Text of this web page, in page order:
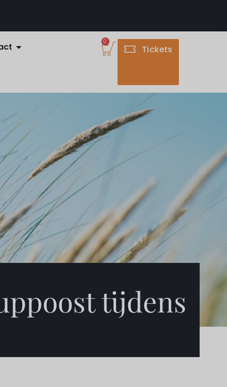
0
Tickets
tijdens